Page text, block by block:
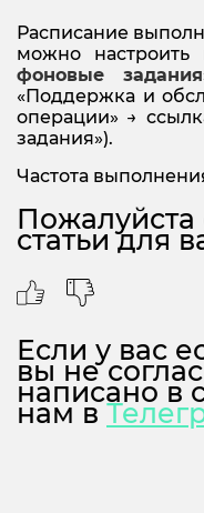
Расписание
можно
фоновые задания
«Поддержка и
операции» →
задания»).
Частота
Пожалуйста
статьи для
Если у вас
вы не
написано в
нам в